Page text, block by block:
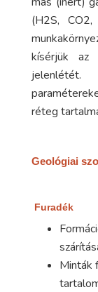
(H2S,
kísérjük az
réteg
Geológiai
Furadék
Minták